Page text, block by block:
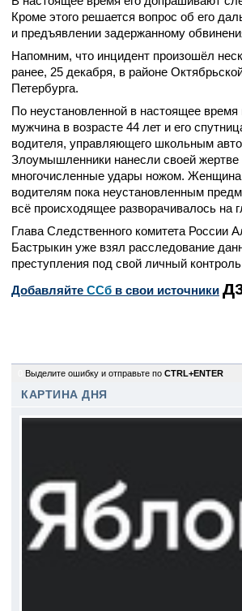
Кроме этого решается вопрос об его
и предъявлении задержанному
Напомним, что инцидент произошёл
ранее, 25 декабря, в районе
Петербурга.
По неустановленной в настоящее время
мужчина в возрасте 44 лет и его
водителя, управляющего школьным
Злоумышленники нанесли своей жертве
многочисленные удары ножом.
водителям пока неустановленным
всё происходящее разворачивалось на
Глава Следственного комитета России
Бастрыкин уже взял расследование
преступления под свой личный
Добавляйте CСб в свои источники
Выделите ошибку и отправьте по CTRL+ENTER
КАРТИНА ДНЯ